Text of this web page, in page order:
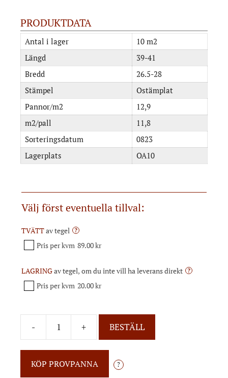
PRODUKTDATA
Antal i lager
10 m2
Längd
39-41
Bredd
26.5-28
Stämpel
Ostämplat
Pannor/m2
12,9
m2/pall
11,8
Sorteringsdatum
0823
Lagerplats
OA10
Välj först eventuella tillval:
TVÄTTav tegel ?
Pris per kvm 89.00 kr
LAGRINGav tegel, om du inte vill ha leverans direkt ?
Pris per kvm 20.00 kr
- + BESTÄLL
?